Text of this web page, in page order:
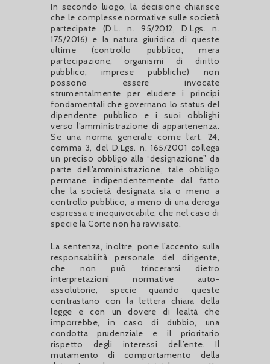
In secondo luogo, la decisione chiarisce
che le complesse normative sulle società
partecipate (D.L. n. 95/2012, D.Lgs. n.
175/2016) e la natura giuridica di queste
ultime (controllo pubblico, mera
partecipazione, organismi di diritto
pubblico, imprese pubbliche) non
possono essere invocate
strumentalmente per eludere i principi
fondamentali che governano lo status del
dipendente pubblico e i suoi obblighi
verso l’amministrazione di appartenenza.
Se una norma generale come l’art. 24,
comma 3, del D.Lgs. n. 165/2001 collega
un preciso obbligo alla “designazione” da
parte dell’amministrazione, tale obbligo
permane indipendentemente dal fatto
che la società designata sia o meno a
controllo pubblico, a meno di una deroga
espressa e inequivocabile, che nel caso di
specie la Corte non ha ravvisato.
La sentenza, inoltre, pone l’accento sulla
responsabilità personale del dirigente,
che non può trincerarsi dietro
interpretazioni normative auto-
assolutorie, specie quando queste
contrastano con la lettera chiara della
legge e con un dovere di lealtà che
imporrebbe, in caso di dubbio, una
condotta prudenziale e il prioritario
rispetto degli interessi dell’ente. Il
mutamento di comportamento della